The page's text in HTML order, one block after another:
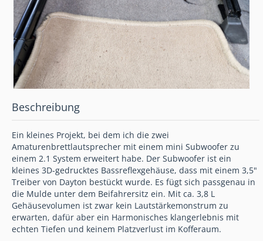
Beschreibung
Ein kleines Projekt, bei dem ich die zwei
Amaturenbrettlautsprecher mit einem mini Subwoofer zu
einem 2.1 System erweitert habe. Der Subwoofer ist ein
kleines 3D-gedrucktes Bassreflexgehäuse, dass mit einem 3,5"
Treiber von Dayton bestückt wurde. Es fügt sich passgenau in
die Mulde unter dem Beifahrersitz ein. Mit ca. 3,8 L
Gehäusevolumen ist zwar kein Lautstärkemonstrum zu
erwarten, dafür aber ein Harmonisches klangerlebnis mit
echten Tiefen und keinem Platzverlust im Kofferaum.